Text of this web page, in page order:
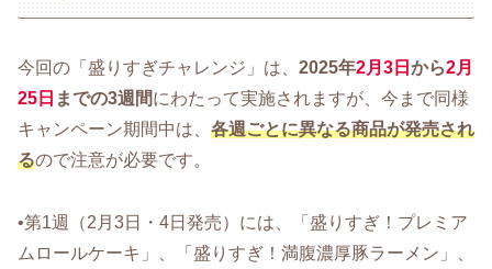
今回の「盛りすぎチャレンジ」は、 2025年2月3日 から2月
25日 までの3週間にわたって実施されますが、今まで同様
キャンペーン期間中は、 各週ごとに異なる商品が発売され
るので注意が必要です。
•第1週（2月3日・4日発売）には、「盛りすぎ！プレミア
ムロールケーキ」、「盛りすぎ！満腹濃厚豚ラーメン」、